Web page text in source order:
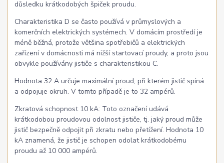
důsledku krátkodobých špiček proudu.
Charakteristika D se často používá v průmyslových a
komerčních elektrických systémech. V domácím prostředí je
méně běžná, protože většina spotřebičů a elektrických
zařízení v domácnosti má nižší startovací proudy, a proto jsou
obvykle používány jističe s charakteristikou C.
Hodnota 32 A určuje maximální proud, při kterém jistič spíná
a odpojuje okruh. V tomto případě je to 32 ampérů.
Zkratová schopnost 10 kA: Toto označení udává
krátkodobou proudovou odolnost jističe, tj. jaký proud může
jistič bezpečně odpojit při zkratu nebo přetížení. Hodnota 10
kA znamená, že jistič je schopen odolat krátkodobému
proudu až 10 000 ampérů.